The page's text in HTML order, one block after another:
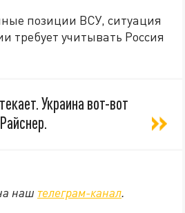
позиции ВСУ, ситуация
требует учитывать Россия
Украина вот-вот
наш телеграм-канал.